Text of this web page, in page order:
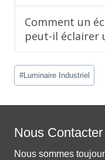
Comment un
peut-il éclairer
Post
Tags:
#Luminaire Industriel
Nous Contacter
Nous sommes